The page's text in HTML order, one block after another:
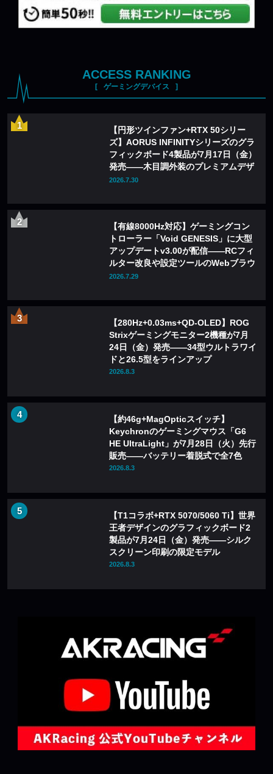
ACCESS RANKING
ゲーミングデバイス
【円形ツインファン+RTX 50シリー
ズ】AORUS INFINITYシリーズのグラ
フィックボード4製品が7月17日（金）
発売——木目調外装のプレミアムデザ
インを採用
2026.7.30
【有線8000Hz対応】ゲーミングコン
トローラー「Void GENESIS」に大型
アップデートv3.00が配信——RCフィ
ルター改良や設定ツールのWebブラウ
ザ化も
2026.7.29
【280Hz+0.03ms+QD-OLED】ROG
Strixゲーミングモニター2機種が7月
24日（金）発売——34型ウルトラワイ
ドと26.5型をラインアップ
2026.8.3
【約46g+MagOpticスイッチ】
Keychronのゲーミングマウス「G6
HE UltraLight」が7月28日（火）先行
販売——バッテリー着脱式で全7色
2026.8.3
【T1コラボ+RTX 5070/5060 Ti】世界
王者デザインのグラフィックボード2
製品が7月24日（金）発売——シルク
スクリーン印刷の限定モデル
2026.8.3